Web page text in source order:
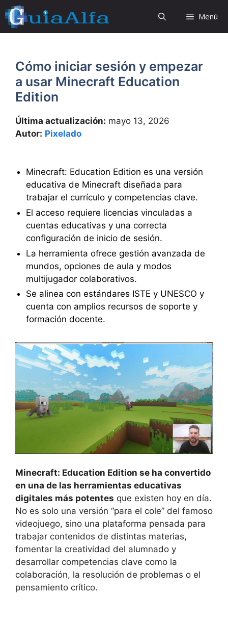
Saltar
al
contenido
Menú
Cómo iniciar sesión y empezar
a usar Minecraft Education
Edition
Última actualización: mayo 13, 2026
Autor: Pixelado
Minecraft: Education Edition es una versión
educativa de Minecraft diseñada para
trabajar el currículo y competencias clave.
El acceso requiere licencias vinculadas a
cuentas educativas y una correcta
configuración de inicio de sesión.
La herramienta ofrece gestión avanzada de
mundos, opciones de aula y modos
multijugador colaborativos.
Se alinea con estándares ISTE y UNESCO y
cuenta con amplios recursos de soporte y
formación docente.
Minecraft: Education Edition se ha convertido
en una de las herramientas educativas
digitales más potentes que existen hoy en día.
No es solo una versión “para el cole” del famoso
videojuego, sino una plataforma pensada para
trabajar contenidos de distintas materias,
fomentar la creatividad del alumnado y
desarrollar competencias clave como la
colaboración, la resolución de problemas o el
pensamiento crítico.